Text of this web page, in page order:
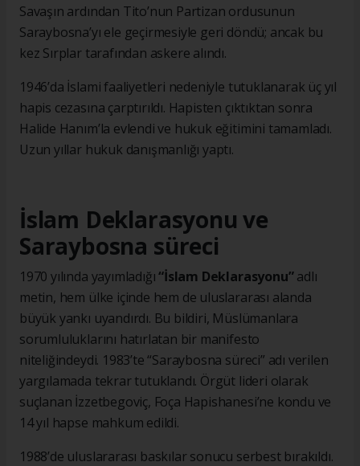
Savaşın ardından Tito’nun Partizan ordusunun
Saraybosna’yı ele geçirmesiyle geri döndü; ancak bu
kez Sırplar tarafından askere alındı.
1946’da İslami faaliyetleri nedeniyle tutuklanarak üç yıl
hapis cezasına çarptırıldı. Hapisten çıktıktan sonra
Halide Hanım’la evlendi ve hukuk eğitimini tamamladı.
Uzun yıllar hukuk danışmanlığı yaptı.
İslam Deklarasyonu ve
Saraybosna süreci
1970 yılında yayımladığı“İslam Deklarasyonu”adlı
metin, hem ülke içinde hem de uluslararası alanda
büyük yankı uyandırdı. Bu bildiri, Müslümanlara
sorumluluklarını hatırlatan bir manifesto
niteliğindeydi. 1983’te “Saraybosna süreci” adı verilen
yargılamada tekrar tutuklandı. Örgüt lideri olarak
suçlanan İzzetbegoviç, Foça Hapishanesi’ne kondu ve
14 yıl hapse mahkum edildi.
1988’de uluslararası baskılar sonucu serbest bırakıldı.